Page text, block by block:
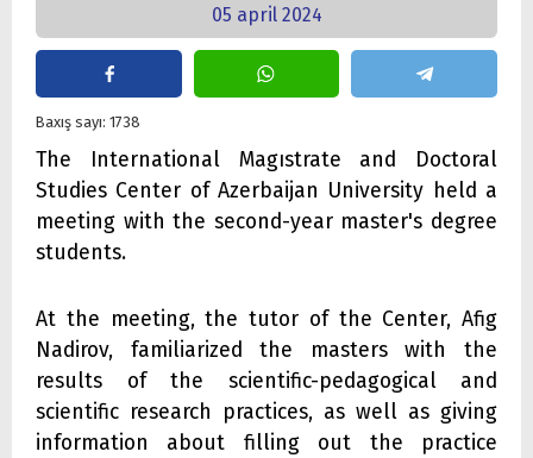
05 april 2024
Baxış sayı: 1738
The International Magıstrate and Doctoral
Studies Center of Azerbaijan University held a
meeting with the second-year master's degree
students.
At the meeting, the tutor of the Center, Afig
Nadirov, familiarized the masters with the
results of the scientific-pedagogical and
scientific research practices, as well as giving
information about filling out the practice